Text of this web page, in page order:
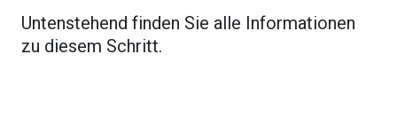
Untenstehend finden Sie alle Informationen
zu diesem Schritt.